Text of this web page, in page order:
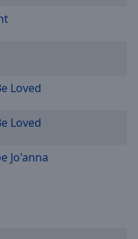
Loved
Loved
Jo'anna